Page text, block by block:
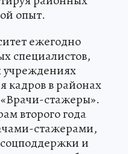
опыт.
ежегодно
специалистов,
учреждениях
кадров в районах
«Врачи-стажеры».
второго года
стажерами,
и